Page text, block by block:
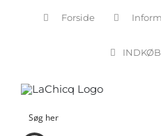
Forside